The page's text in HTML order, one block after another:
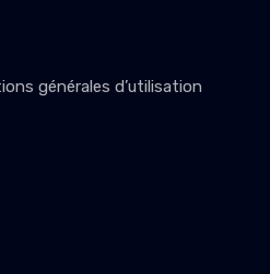
générales d’utilisation